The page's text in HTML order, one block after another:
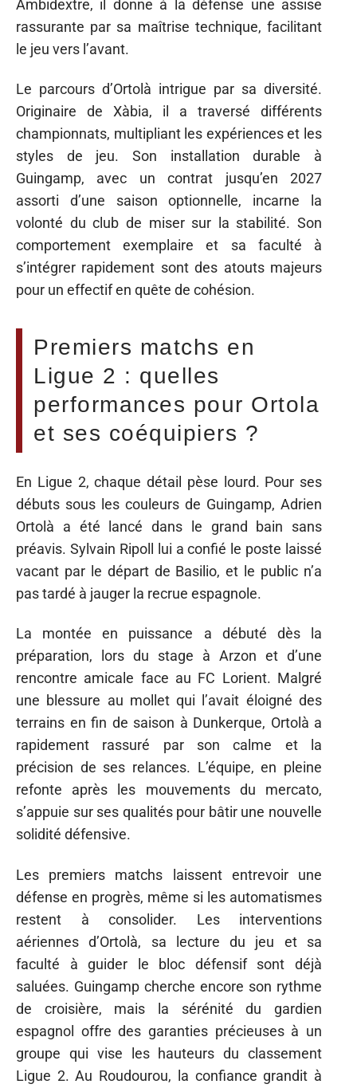
Ambidextre, il donne à la défense une assise
rassurante par sa maîtrise technique, facilitant
le jeu vers l’avant.
Le parcours d’Ortolà intrigue par sa diversité.
Originaire de Xàbia, il a traversé différents
championnats, multipliant les expériences et les
styles de jeu. Son installation durable à
Guingamp, avec un contrat jusqu’en 2027
assorti d’une saison optionnelle, incarne la
volonté du club de miser sur la stabilité. Son
comportement exemplaire et sa faculté à
s’intégrer rapidement sont des atouts majeurs
pour un effectif en quête de cohésion.
Premiers matchs en
Ligue 2 : quelles
performances pour Ortola
et ses coéquipiers ?
En Ligue 2, chaque détail pèse lourd. Pour ses
débuts sous les couleurs de Guingamp, Adrien
Ortolà a été lancé dans le grand bain sans
préavis. Sylvain Ripoll lui a confié le poste laissé
vacant par le départ de Basilio, et le public n’a
pas tardé à jauger la recrue espagnole.
La montée en puissance a débuté dès la
préparation, lors du stage à Arzon et d’une
rencontre amicale face au FC Lorient. Malgré
une blessure au mollet qui l’avait éloigné des
terrains en fin de saison à Dunkerque, Ortolà a
rapidement rassuré par son calme et la
précision de ses relances. L’équipe, en pleine
refonte après les mouvements du mercato,
s’appuie sur ses qualités pour bâtir une nouvelle
solidité défensive.
Les premiers matchs laissent entrevoir une
défense en progrès, même si les automatismes
restent à consolider. Les interventions
aériennes d’Ortolà, sa lecture du jeu et sa
faculté à guider le bloc défensif sont déjà
saluées. Guingamp cherche encore son rythme
de croisière, mais la sérénité du gardien
espagnol offre des garanties précieuses à un
groupe qui vise les hauteurs du classement
Ligue 2. Au Roudourou, la confiance grandit à